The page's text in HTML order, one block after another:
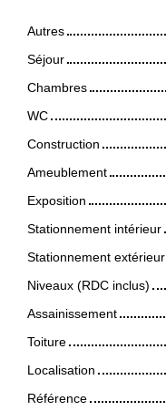
Autres
Séjour
Chambres
WC
Construction
Ameublement
Exposition
Stationnement intérieur
Stationnement extérieur
Niveaux (RDC inclus)
Assainissement
Toiture
Localisation
Référence